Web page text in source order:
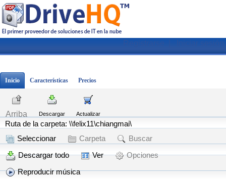
Registrarse Iniciar sesión
Inicio Características Precios
Arriba Descargar Actualizar
Ruta de la carpeta: \\felix11\chiangmai\
Seleccionar
Carpeta
Buscar
Descargar todo
Ver
Opciones
Reproducir música